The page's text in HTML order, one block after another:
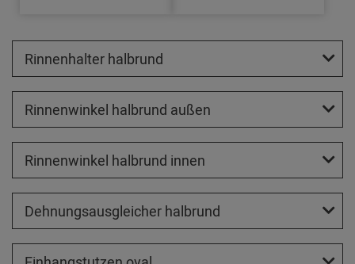
Rinnenhalter halbrund
Rinnenwinkel halbrund außen
Rinnenwinkel halbrund innen
Dehnungsausgleicher halbrund